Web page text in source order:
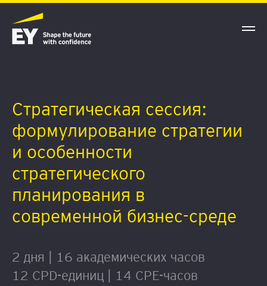
Стратегическая сессия:
формулирование стратегии
и особенности
стратегического
планирования в
современной бизнес-среде
2 дня | 16 академических часов
12 CPD-единиц | 14 CPE-часов